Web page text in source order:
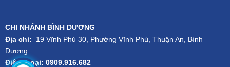
CHI NHÁNH BÌNH DƯƠNG
Địa chỉ: 19 Vĩnh Phú 30, Phường Vĩnh Phú, Thuận An, Bình
Dương
Điện thoại: 0909.916.682